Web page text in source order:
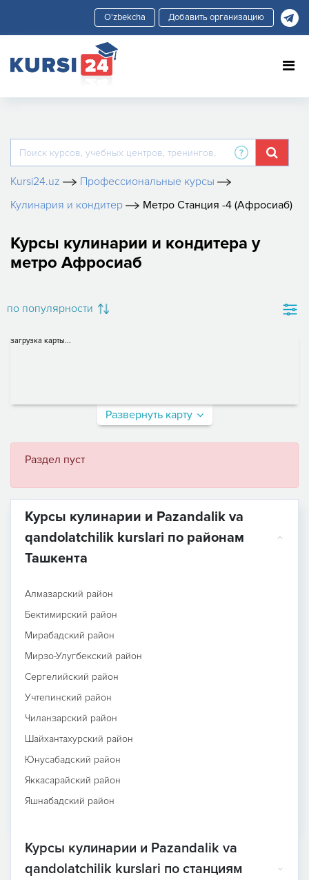
Добавить организацию
Kursi24.uz
Профессиональные курсы
Кулинария и кондитер
Метро Станция -4 (Афросиаб)
Курсы кулинарии и кондитера у
метро Афросиаб
по популярности
загрузка карты...
Развернуть карту
Раздел пуст
Курсы кулинарии и Pazandalik va
qandolatchilik kurslari по районам
Ташкента
Алмазарский район
Бектимирский район
Мирабадский район
Мирзо-Улугбекский район
Сергелийский район
Учтепинский район
Чиланзарский район
Шайхантахурский район
Юнусабадский район
Яккасарайский район
Яшнабадский район
Курсы кулинарии и Pazandalik va
qandolatchilik kurslari по станциям